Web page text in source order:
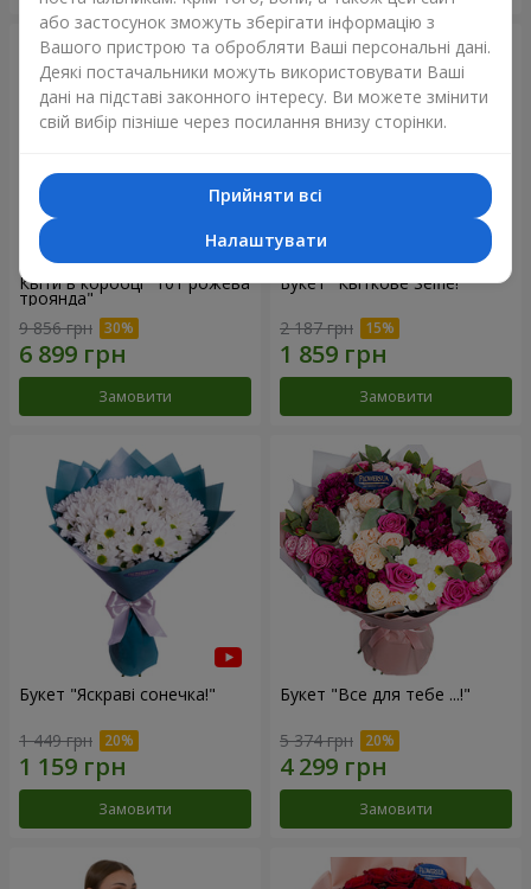
Квіти в коробці "101 рожева
троянда"
9 856 грн
Замовити
Букет "Квіткове Selfie!"
2 187 грн
Замовити
Букет "Яскраві сонечка!"
1 449 грн
Замовити
Букет "Все для тебе ...!"
5 374 грн
Замовити
або застосунок зможуть зберігати інформацію з
Вашого пристрою та обробляти Ваші персональні дані.
Деякі постачальники можуть використовувати Ваші
дані на підставі законного інтересу. Ви можете змінити
свій вибір пізніше через посилання внизу сторінки.
Прийняти всі
Налаштувати